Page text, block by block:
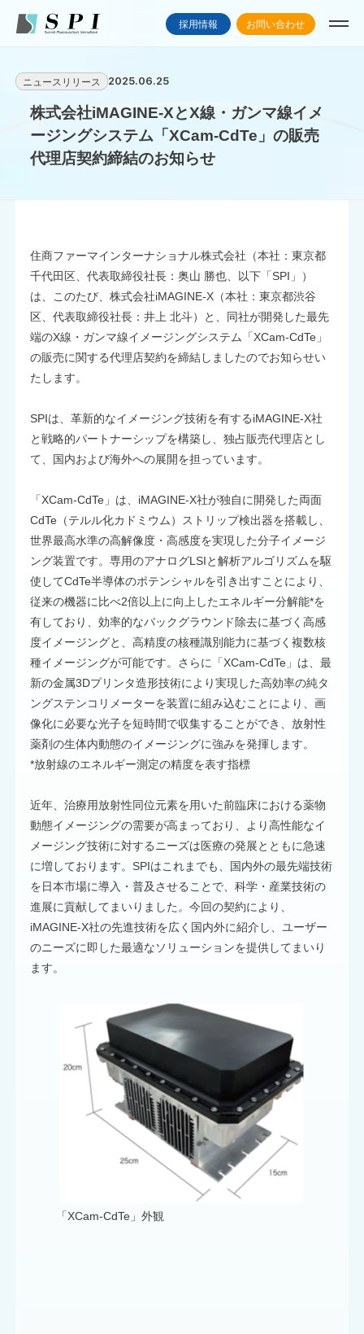
採用情報 お問い合わせ
ニュースリリース 2025.06.25
株式会社iMAGINE-XとX線・ガンマ線イメ
ージングシステム「XCam-CdTe」の販売
代理店契約締結のお知らせ
住商ファーマインターナショナル株式会社（本社：東京都
千代田区、代表取締役社長：奥山 勝也、以下「SPI」）
は、このたび、株式会社iMAGINE-X（本社：東京都渋谷
区、代表取締役社長：井上 北斗）と、同社が開発した最先
端のX線・ガンマ線イメージングシステム「XCam-CdTe」
の販売に関する代理店契約を締結しましたのでお知らせい
たします。
SPIは、革新的なイメージング技術を有するiMAGINE-X社
と戦略的パートナーシップを構築し、独占販売代理店とし
て、国内および海外への展開を担っています。
「XCam-CdTe」は、iMAGINE-X社が独自に開発した両面
CdTe（テルル化カドミウム）ストリップ検出器を搭載し、
世界最高水準の高解像度・高感度を実現した分子イメージ
ング装置です。専用のアナログLSIと解析アルゴリズムを駆
使してCdTe半導体のポテンシャルを引き出すことにより、
従来の機器に比べ2倍以上に向上したエネルギー分解能*を
有しており、効率的なバックグラウンド除去に基づく高感
度イメージングと、高精度の核種識別能力に基づく複数核
種イメージングが可能です。さらに「XCam-CdTe」は、最
新の金属3Dプリンタ造形技術により実現した高効率の純タ
ングステンコリメーターを装置に組み込むことにより、画
像化に必要な光子を短時間で収集することができ、放射性
薬剤の生体内動態のイメージングに強みを発揮します。
*放射線のエネルギー測定の精度を表す指標
近年、治療用放射性同位元素を用いた前臨床における薬物
動態イメージングの需要が高まっており、より高性能なイ
メージング技術に対するニーズは医療の発展とともに急速
に増しております。SPIはこれまでも、国内外の最先端技術
を日本市場に導入・普及させることで、科学・産業技術の
進展に貢献してまいりました。今回の契約により、
iMAGINE-X社の先進技術を広く国内外に紹介し、ユーザー
のニーズに即した最適なソリューションを提供してまいり
ます。
「XCam-CdTe」外観